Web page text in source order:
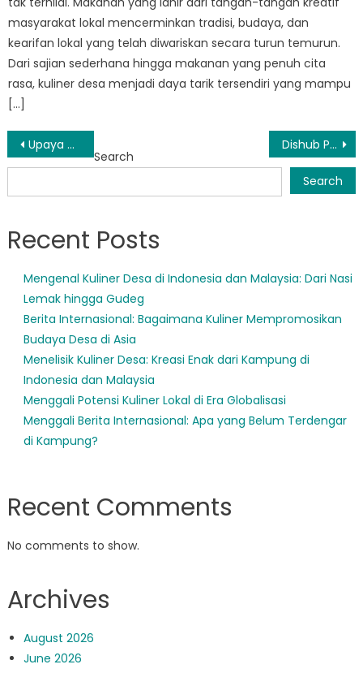
masyarakat lokal mencerminkan tradisi, budaya, dan
kearifan lokal yang telah diwariskan secara turun temurun.
Dari sajian sederhana hingga makanan yang penuh cita
rasa, kuliner desa menjadi daya tarik tersendiri yang mampu
[…]
Post
navigation
Upaya Dishub Sumut Dalam Mendorong Transportasi Berkelanjutan di Daerah Dishub Prov Sumut Terapkan Solusi Inovatif Atasi Permasalahan Transportasi
Search
Search
Recent Posts
Mengenal Kuliner Desa di Indonesia dan Malaysia: Dari Nasi
Lemak hingga Gudeg
Berita Internasional: Bagaimana Kuliner Mempromosikan
Budaya Desa di Asia
Menelisik Kuliner Desa: Kreasi Enak dari Kampung di
Indonesia dan Malaysia
Menggali Potensi Kuliner Lokal di Era Globalisasi
Menggali Berita Internasional: Apa yang Belum Terdengar
di Kampung?
Recent Comments
No comments to show.
Archives
August 2026
June 2026